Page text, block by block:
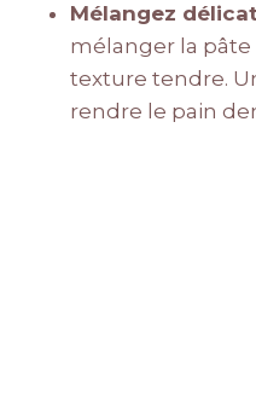
Mélangez
mélanger la
texture tendre.
rendre le pain